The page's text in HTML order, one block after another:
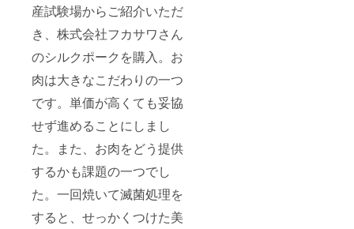
産試験場からご紹介いただ
き、株式会社フカサワさん
のシルクポークを購入。お
肉は大きなこだわりの一つ
です。単価が高くても妥協
せず進めることにしまし
た。また、お肉をどう提供
するかも課題の一つでし
た。一回焼いて滅菌処理を
すると、せっかくつけた美